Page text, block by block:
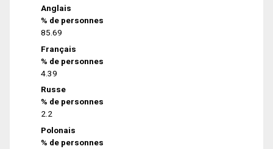
Anglais
% de personnes
85.69
Français
% de personnes
4.39
Russe
% de personnes
2.2
Polonais
% de personnes